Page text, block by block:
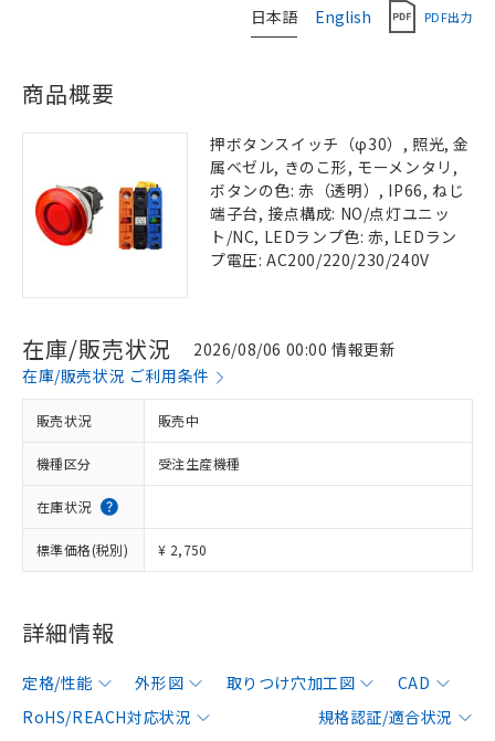
日本語 English PDF出力
商品概要
押ボタンスイッチ（φ30）, 照光, 金
属ベゼル, きのこ形, モーメンタリ,
ボタンの色: 赤（透明）, IP66, ねじ
端子台, 接点構成: NO/点灯ユニッ
ト/NC, LEDランプ色: 赤, LEDラン
プ電圧: AC200/220/230/240V
在庫/販売状況
2026/08/06 00:00 情報更新
在庫/販売状況 ご利用条件
販売状況 販売中
機種区分 受注生産機種
在庫状況
標準価格(税別) ¥ 2,750
詳細情報
定格/性能 外形図 取りつけ穴加工図
CAD
RoHS/REACH対応状況
規格認証/適合状況